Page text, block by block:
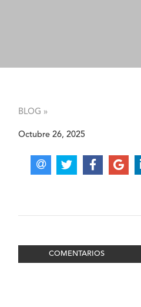
BLOG »
Octubre 26, 2025
COMENTARIOS